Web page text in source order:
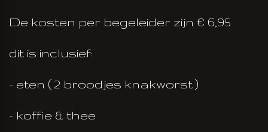
De kosten per begeleider zijn € 6,95
dit is inclusief:
- eten ( 2 broodjes knakworst )
- koffie & thee